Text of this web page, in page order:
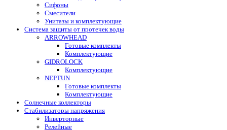
Сифоны
Смесители
Унитазы и комплектующие
Система защиты от протечек воды
ARROWHEAD
Готовые комплекты
Комплектующие
GIDROLOCK
Комплектующие
NEPTUN
Готовые комплекты
Комплектующие
Солнечные коллекторы
Стабилизаторы напряжения
Инверторные
Релейные